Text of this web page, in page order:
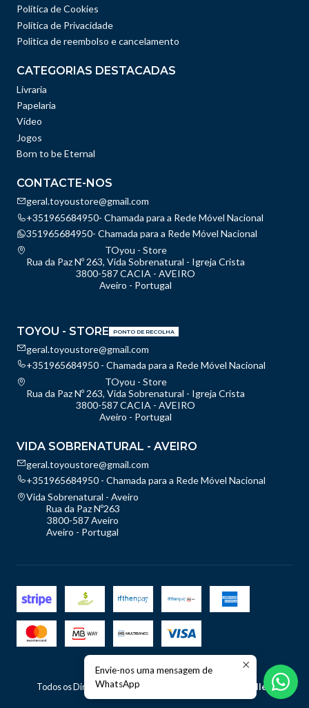
Política de Cookies
Política de Privacidade
Politica de reembolso e cancelamento
CATEGORIAS DESTACADAS
Livraria
Papelaria
Vídeo
Jogos
Born to be Eternal
CONTACTE-NOS
geral.toyoustore@gmail.com
+351965684950- Chamada para a Rede Móvel Nacional
351965684950- Chamada para a Rede Móvel Nacional
TOyou - Store
Rua da Paz Nº 263, Vida Sobrenatural - Igreja Crista
3800-587 CACIA - AVEIRO
Aveiro - Portugal
TOYOU - STORE PONTO DE RECOLHA
geral.toyoustore@gmail.com
+351965684950 - Chamada para a Rede Móvel Nacional
TOyou - Store
Rua da Paz Nº 263, Vida Sobrenatural - Igreja Crista
3800-587 CACIA - AVEIRO
Aveiro - Portugal
VIDA SOBRENATURAL - AVEIRO
geral.toyoustore@gmail.com
+351965684950 - Chamada para a Rede Móvel Nacional
Vida Sobrenatural - Aveiro
Rua da Paz Nº263
3800-587 Aveiro
Aveiro - Portugal
2026 TOyou - Store.
Todos os Direitos Reservados.
Com tecnologia Jumpseller .
Envie-nos uma mensagem de
WhatsApp